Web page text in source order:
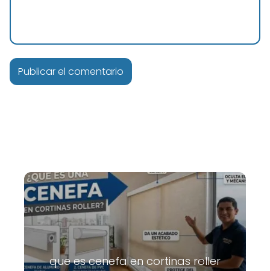
que es cenefa en cortinas roller